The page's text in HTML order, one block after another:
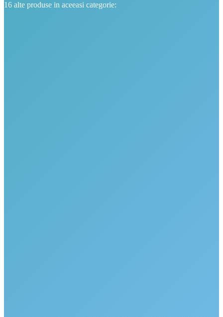
16 alte produse in aceeasi categorie: